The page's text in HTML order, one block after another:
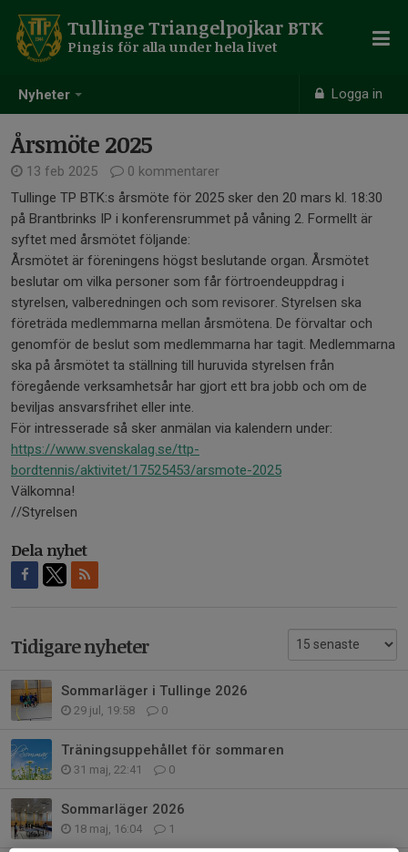
Nyheter Logga in
Tullinge Triangelpojkar BTK
Pingis för alla under hela livet
Årsmöte 2025
13 feb 2025
0 kommentarer
Tullinge TP BTK:s årsmöte för 2025 sker den 20 mars kl. 18:30
på Brantbrinks IP i konferensrummet på våning 2. Formellt är
syftet med årsmötet följande:
Årsmötet är föreningens högst beslutande organ. Årsmötet
beslutar om vilka personer som får förtroendeuppdrag i
styrelsen, valberedningen och som revisorer. Styrelsen ska
företräda medlemmarna mellan årsmötena. De förvaltar och
genomför de beslut som medlemmarna har tagit. Medlemmarna
ska på årsmötet ta ställning till huruvida styrelsen från
föregående verksamhetsår har gjort ett bra jobb och om de
beviljas ansvarsfrihet eller inte.
För intresserade så sker anmälan via kalendern under:
https://www.svenskalag.se/ttp-
bordtennis/aktivitet/17525453/arsmote-2025
Välkomna!
//Styrelsen
Dela nyhet
Tidigare nyheter
Sommarläger i Tullinge 2026
29 jul, 19:58 0
Träningsuppehållet för sommaren
31 maj, 22:41 0
Sommarläger 2026
18 maj, 16:04 1